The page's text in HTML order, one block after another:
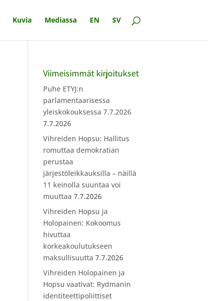
Kuvia Mediassa EN SV
Viimeisimmät kirjoitukset
Puhe ETYJ:n
parlamentaarisessa
yleiskokouksessa 7.7.2026
7.7.2026
Vihreiden Hopsu: Hallitus
romuttaa demokratian
perustaa
järjestöleikkauksilla – näillä
11 keinolla suuntaa voi
muuttaa 7.7.2026
Vihreiden Hopsu ja
Holopainen: Kokoomus
hivuttaa
korkeakoulutukseen
maksullisuutta 7.7.2026
Vihreiden Holopainen ja
Hopsu vaativat: Rydmanin
identiteettipoliittiset